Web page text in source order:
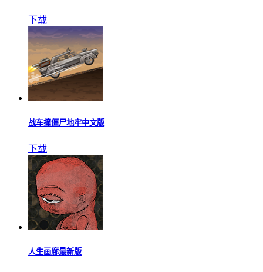
下载
战车撞僵尸地牢中文版
下载
人生画廊最新版